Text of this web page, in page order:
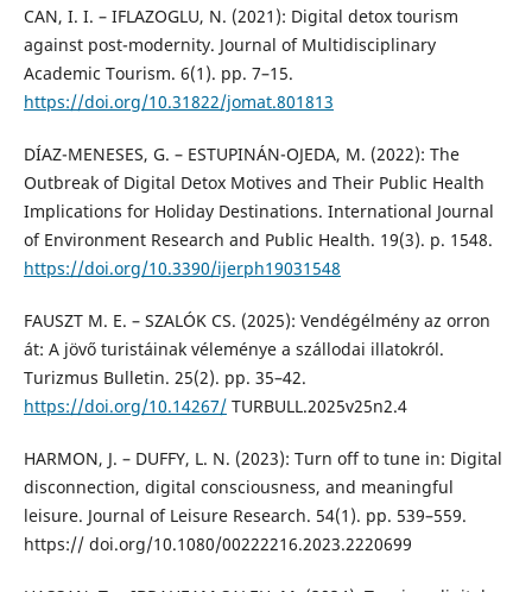
CAN, I. I. – IFLAZOGLU, N. (2021): Digital detox tourism
against post-modernity. Journal of Multidisciplinary
Academic Tourism. 6(1). pp. 7–15.
https://doi.org/10.31822/jomat.801813
DÍAZ-MENESES, G. – ESTUPINÁN-OJEDA, M. (2022): The
Outbreak of Digital Detox Motives and Their Public Health
Implications for Holiday Destinations. International Journal
of Environment Research and Public Health. 19(3). p. 1548.
https://doi.org/10.3390/ijerph19031548
FAUSZT M. E. – SZALÓK CS. (2025): Vendégélmény az orron
át: A jövő turistáinak véleménye a szállodai illatokról.
Turizmus Bulletin. 25(2). pp. 35–42.
https://doi.org/10.14267/TURBULL.2025v25n2.4
HARMON, J. – DUFFY, L. N. (2023): Turn off to tune in: Digital
disconnection, digital consciousness, and meaningful
leisure. Journal of Leisure Research. 54(1). pp. 539–559.
https:// doi.org/10.1080/00222216.2023.2220699